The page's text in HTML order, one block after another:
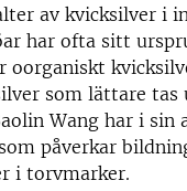
av kvicksilver i
har ofta sitt
oorganiskt
som lättare tas
Wang har i sin
påverkar
i torvmarker.